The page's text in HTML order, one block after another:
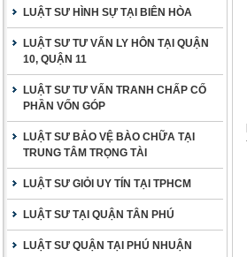
LUẬT SƯ HÌNH SỰ TẠI BIÊN HÒA
LUẬT SƯ TƯ VẤN LY HÔN TẠI QUẬN
10, QUẬN 11
LUẬT SƯ TƯ VẤN TRANH CHẤP CỐ
PHẦN VỐN GÓP
LUẬT SƯ BẢO VỆ BÀO CHỮA TẠI
TRUNG TÂM TRỌNG TÀI
LUẬT SƯ GIỎI UY TÍN TẠI TPHCM
LUẬT SƯ TẠI QUẬN TÂN PHÚ
LUẬT SƯ QUẬN TẠI PHÚ NHUẬN